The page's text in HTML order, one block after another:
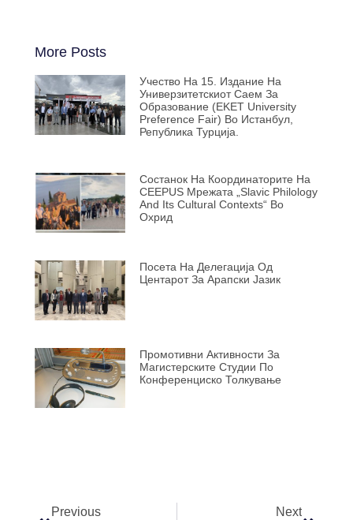
More Posts
Учество На 15. Издание На
Универзитетскиот Саем За
Образование (EKET University
Preference Fair) Во Истанбул,
Република Турција.
Состанок На Координаторите На
CEEPUS Мрежата „Slavic Philology
And Its Cultural Contexts“ Во
Охрид
Посета На Делегација Од
Центарот За Арапски Јазик
Промотивни Активности За
Магистерските Студии По
Конференциско Толкување
Previous Next